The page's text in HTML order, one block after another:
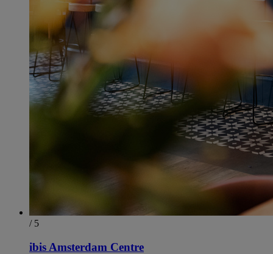
/ 5
ibis Amsterdam Centre